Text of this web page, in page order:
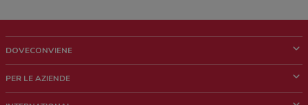
DOVECONVIENE
Chi siamo
PER LE AZIENDE